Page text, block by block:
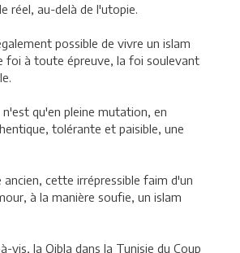
réel, au-delà de l'utopie.
possible de vivre un islam
foi à toute épreuve, la foi soulevant
qu'en pleine mutation, en
tolérante et paisible, une
cette irrépressible faim d'un
à la manière soufie, un islam
vis, la Qibla dans la Tunisie du Coup